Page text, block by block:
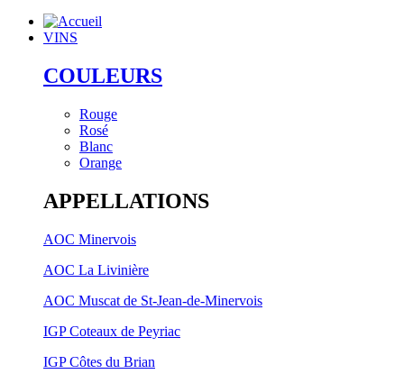
VINS
COULEURS
Rouge
Rosé
Blanc
Orange
APPELLATIONS
AOC Minervois
AOC La Livinière
AOC Muscat de St-Jean-de-Minervois
IGP Coteaux de Peyriac
IGP Côtes du Brian